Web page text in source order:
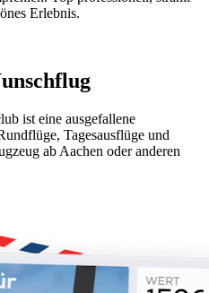
Erlebnis.
ist eine ausgefallene
Tagesausflüge und
ab Aachen oder anderen